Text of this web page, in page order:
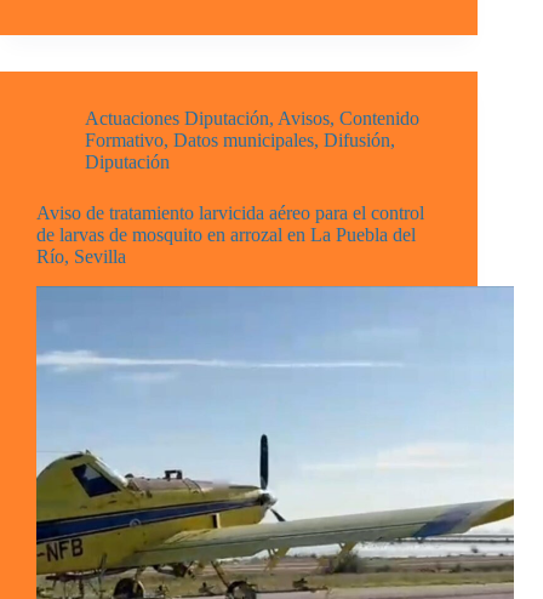
Actuaciones Diputación, Avisos, Contenido
Formativo, Datos municipales, Difusión,
Diputación
Aviso de tratamiento larvicida aéreo para el control
de larvas de mosquito en arrozal en La Puebla del
Río, Sevilla